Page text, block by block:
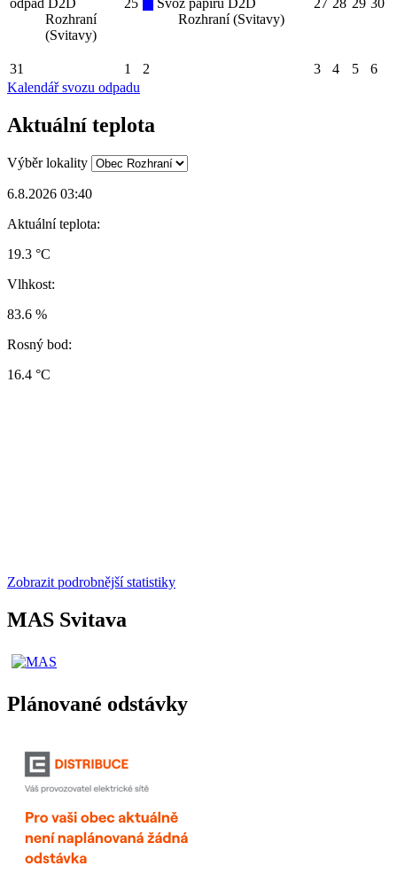
odpad D2D
Rozhraní
(Svitavy)
25
Svoz papíru D2D
Rozhraní (Svitavy)
27 28 29 30
31 1 2 3 4 5
6
Kalendář svozu odpadu
Aktuální teplota
Výběr lokality
6.8.2026 03:40
Aktuální teplota:
19.3 °C
Vlhkost:
83.6 %
Rosný bod:
16.4 °C
Zobrazit podrobnější statistiky
MAS Svitava
Plánované odstávky